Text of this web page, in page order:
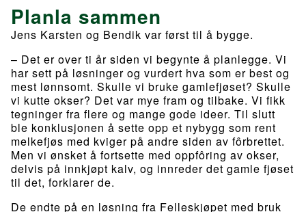
Planla sammen
Jens Karsten og Bendik var først til å bygge.
– Det er over ti år siden vi begynte å planlegge. Vi
har sett på løsninger og vurdert hva som er best og
mest lønnsomt. Skulle vi bruke gamlefjøset? Skulle
vi kutte okser? Det var mye fram og tilbake. Vi fikk
tegninger fra flere og mange gode ideer. Til slutt
ble konklusjonen å sette opp et nybygg som rent
melkefjøs med kviger på andre siden av fôrbrettet.
Men vi ønsket å fortsette med oppfôring av okser,
delvis på innkjøpt kalv, og innreder det gamle fjøset
til det, forklarer de.
De endte på en løsning fra Felleskjøpet med bruk